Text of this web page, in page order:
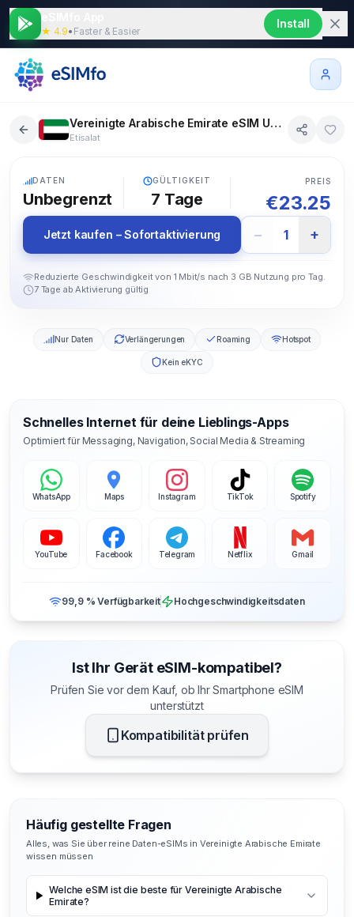
★ 4.9• Faster & Easier
Install
Vereinigte Arabische Emirate eSIM Unbegrenzt 7 Tage
Etisalat
DATEN
Unbegrenzt
GÜLTIGKEIT
7 Tage
PREIS
€23.25
Jetzt kaufen – Sofortaktivierung − 1 +
Reduzierte Geschwindigkeit von 1 Mbit/s nach 3 GB Nutzung pro Tag.
7 Tage ab Aktivierung gültig
Nur Daten Verlängerungen Roaming Hotspot
Kein eKYC
Schnelles Internet für deine Lieblings-Apps
Optimiert für Messaging, Navigation, Social Media & Streaming
WhatsApp Maps Instagram TikTok Spotify
YouTube Facebook Telegram Netflix Gmail
99,9 % Verfügbarkeit Hochgeschwindigkeitsdaten
Ist Ihr Gerät eSIM-kompatibel?
Prüfen Sie vor dem Kauf, ob Ihr Smartphone eSIM
unterstützt
Kompatibilität prüfen
Häufig gestellte Fragen
Alles, was Sie über reine Daten-eSIMs in Vereinigte Arabische Emirate
wissen müssen
Welche eSIM ist die beste für Vereinigte Arabische
Emirate?